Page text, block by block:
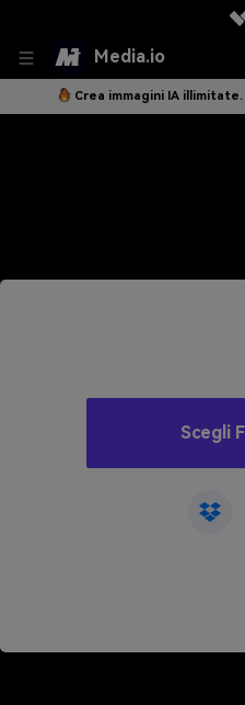
Media.io
Crea immagini IA
Scegli